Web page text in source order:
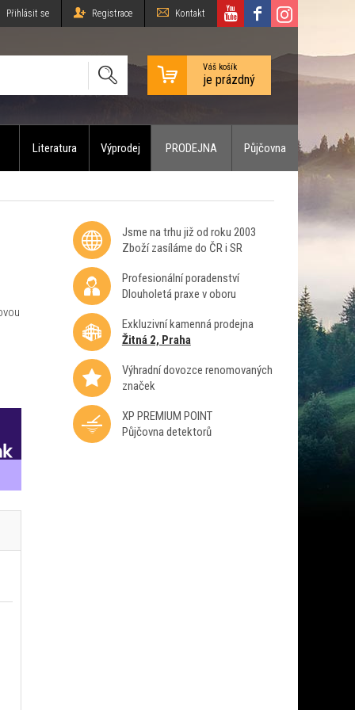
Přihlásit se Registrace Kontakt
Váš košík
je prázdný
Literatura Výprodej PRODEJNA Půjčovna
Jsme na trhu již od roku 2003
Zboží zasíláme do ČR i SR
Profesionální poradenství
Dlouholetá praxe v oboru
Exkluzivní kamenná prodejna
Žitná 2, Praha
Výhradní dovozce renomovaných
značek
XP PREMIUM POINT
Půjčovna detektorů